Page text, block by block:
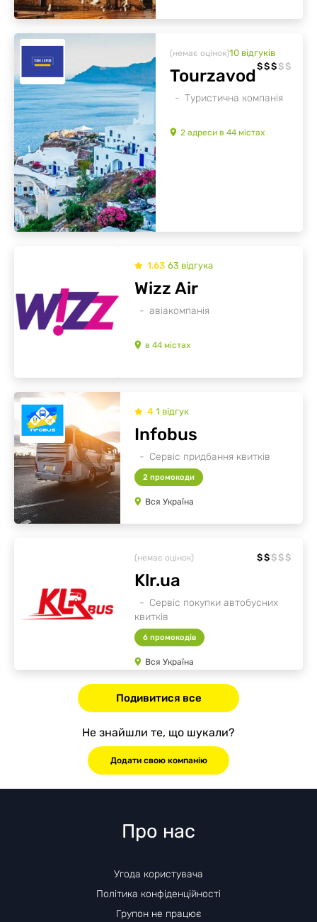
(немає оцінок)10 відгуків
$$$ $ $
Туристична компанія
Tourzavod
2 адреси в 44 містах
1.63 63 відгукa
авіакомпанія
Wizz Air
в 44 містах
4 1 відгук
Сервіс придбання квитків
Infobus
2 промокоди
Вся Україна
(немає оцінок) $$ $ $ $
Сервіс покупки автобусних
квитків
Klr.ua
6 промокодів
Вся Україна
Подивитися все
Не знайшли те, що шукали?
Додати свою компанію
Про нас
Угода користувача
Політика конфіденційності
Групон не працює